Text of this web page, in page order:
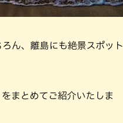
ん、離島にも絶景スポット
まとめてご紹介いたしま